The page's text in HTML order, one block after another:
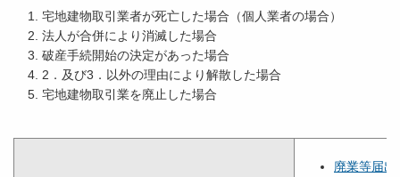
宅地建物取引業者が死亡した場合（個人業者の場合）
法人が合併により消滅した場合
破産手続開始の決定があった場合
2．及び3．以外の理由により解散した場合
宅地建物取引業を廃止した場合
廃業等届